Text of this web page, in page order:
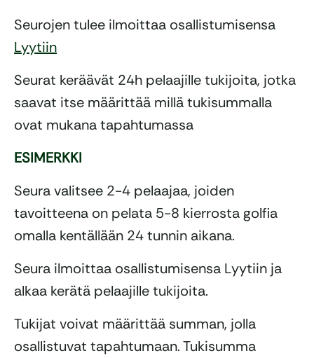
Seurojen tulee ilmoittaa osallistumisensa
Lyytiin
Seurat keräävät 24h pelaajille tukijoita, jotka
saavat itse määrittää millä tukisummalla
ovat mukana tapahtumassa
ESIMERKKI
Seura valitsee 2-4 pelaajaa, joiden
tavoitteena on pelata 5-8 kierrosta golfia
omalla kentällään 24 tunnin aikana.
Seura ilmoittaa osallistumisensa Lyytiin ja
alkaa kerätä pelaajille tukijoita.
Tukijat voivat määrittää summan, jolla
osallistuvat tapahtumaan. Tukisumma